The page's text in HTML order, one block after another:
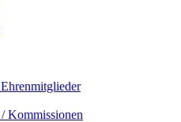
Kommissionen